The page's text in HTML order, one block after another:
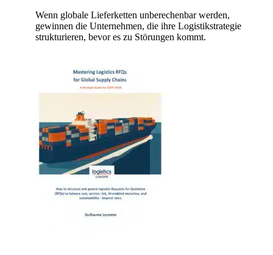
Wenn globale Lieferketten unberechenbar werden,
gewinnen die Unternehmen, die ihre Logistikstrategie
strukturieren, bevor es zu Störungen kommt.